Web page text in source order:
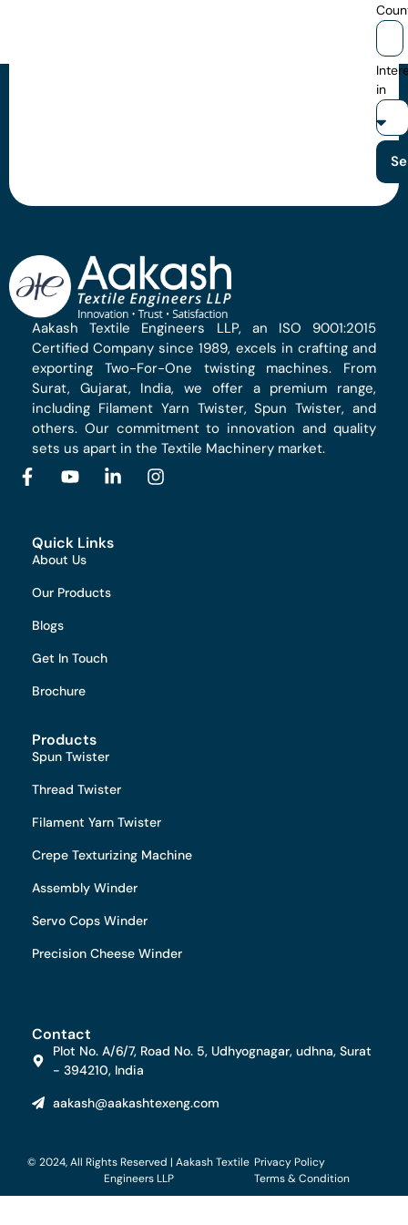
in
Aakash Textile Engineers LLP, an ISO 9001:2015
Certified Company since 1989, excels in crafting and
exporting Two-For-One twisting machines. From
Surat, Gujarat, India, we offer a premium range,
including Filament Yarn Twister, Spun Twister, and
others. Our commitment to innovation and quality
sets us apart in the Textile Machinery market.
Quick Links
About Us
Our Products
Blogs
Get In Touch
Brochure
Products
Spun Twister
Thread Twister
Filament Yarn Twister
Crepe Texturizing Machine
Assembly Winder
Servo Cops Winder
Precision Cheese Winder
Contact
Plot No. A/6/7, Road No. 5, Udhyognagar, udhna, Surat
- 394210, India
aakash@aakashtexeng.com
© 2024, All Rights Reserved | Aakash Textile
Engineers LLP
Privacy Policy
Terms & Condition